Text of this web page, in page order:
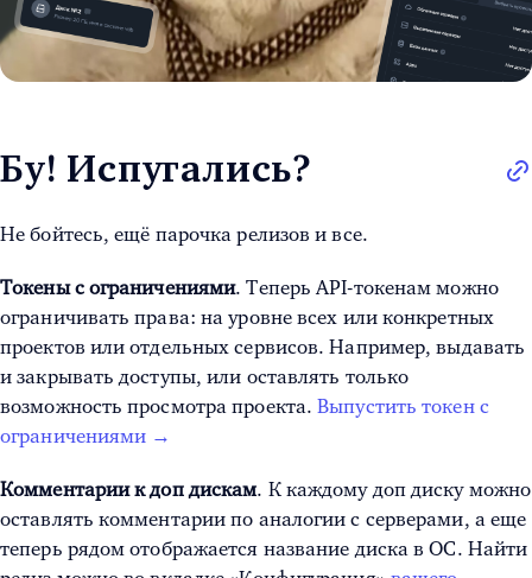
Бу! Испугались?
Не бойтесь, ещё парочка релизов и все.
Токены с ограничениями. Теперь API-токенам можно
ограничивать права: на уровне всех или конкретных
проектов или отдельных сервисов. Например, выдавать
и закрывать доступы, или оставлять только
возможность просмотра проекта.Выпустить токен с
ограничениями →
Комментарии к доп дискам. К каждому доп диску можно
оставлять комментарии по аналогии с серверами, а еще
теперь рядом отображается название диска в ОС. Найти